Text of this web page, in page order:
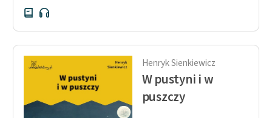
Henryk Sienkiewicz
W pustyni i w
puszczy